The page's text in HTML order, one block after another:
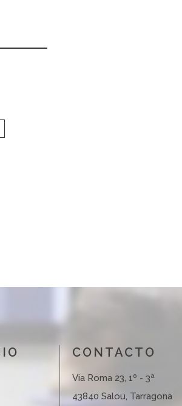
CONTACTO
Via Roma 23, 1º - 3ª
43840 Salou, Tarragona